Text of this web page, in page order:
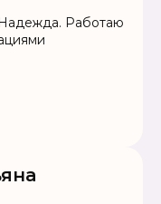
Работаю